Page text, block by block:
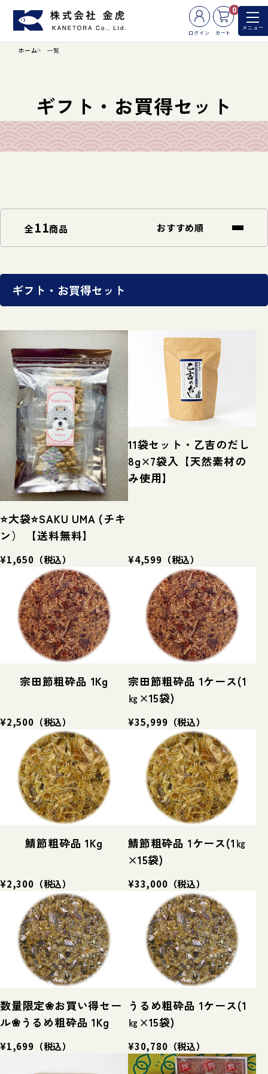
ログイン
0
カート
メニュー
ホーム 一覧
ギフト・お買得セット
全11商品
ギフト・お買得セット
⭐大袋⭐SAKU UMA (チキ
ン） 【送料無料】
¥1,650 （税込）
11袋セット・乙吉のだし
8g×7袋入【天然素材の
み使用】
¥4,599 （税込）
宗田節粗砕品 1Kg
¥2,500 （税込）
宗田節粗砕品 1ケース(1
㎏×15袋)
¥35,999 （税込）
鯖節粗砕品 1Kg
¥2,300 （税込）
鯖節粗砕品 1ケース(1㎏
×15袋)
¥33,000 （税込）
数量限定❀お買い得セー
ル❀うるめ粗砕品 1Kg
¥1,699 （税込）
うるめ粗砕品 1ケース(1
㎏×15袋)
¥30,780 （税込）